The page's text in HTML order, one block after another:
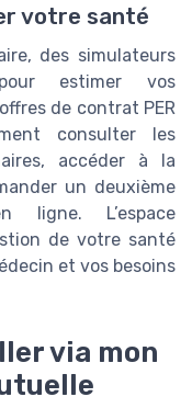
votre santé
des simulateurs
estimer vos
de contrat PER
consulter les
accéder à la
un deuxième
ligne. L’espace
de votre santé
et vos besoins
via mon